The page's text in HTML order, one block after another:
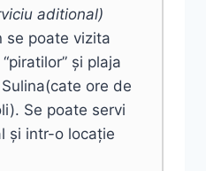
aditional)
se poate vizita
și plaja
ore de
Se poate servi
și intr-o locație